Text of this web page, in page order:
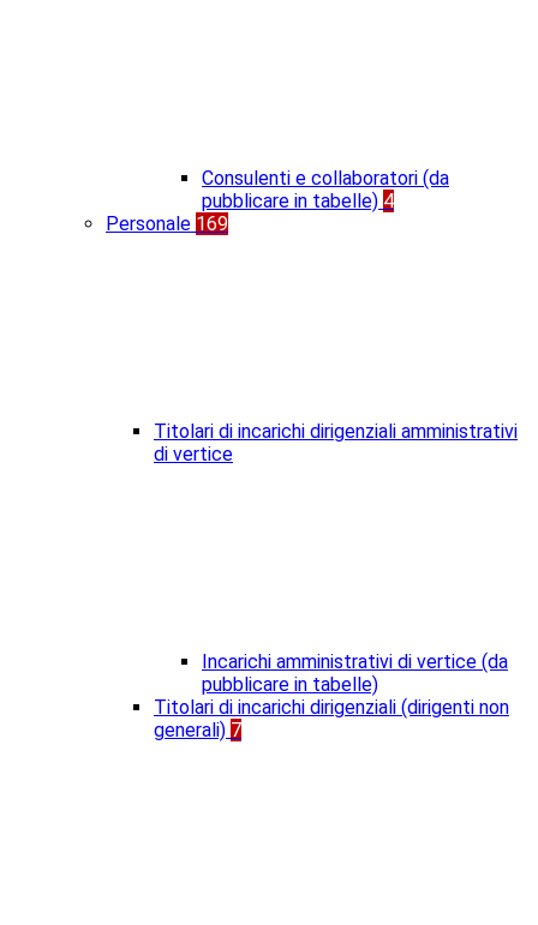
Consulenti e collaboratori (da
pubblicare in tabelle) 4
Personale 169
Titolari di incarichi dirigenziali amministrativi
di vertice
Incarichi amministrativi di vertice (da
pubblicare in tabelle)
Titolari di incarichi dirigenziali (dirigenti non
generali) 7